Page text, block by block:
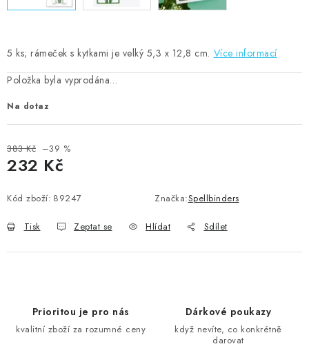
5 ks; rámeček s kytkami je velký 5,3 x 12,8 cm. Více informací
Položka byla vyprodána…
Na dotaz
383 Kč –39 %
232 Kč
Kód zboží: 89247 Značka:Spellbinders
Tisk Zeptat se Hlídat Sdílet
Prioritou je pro nás
kvalitní zboží za rozumné ceny
Dárkové poukazy
když nevíte, co konkrétně
darovat